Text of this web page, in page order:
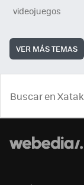
videojuegos
VER MÁS TEMAS